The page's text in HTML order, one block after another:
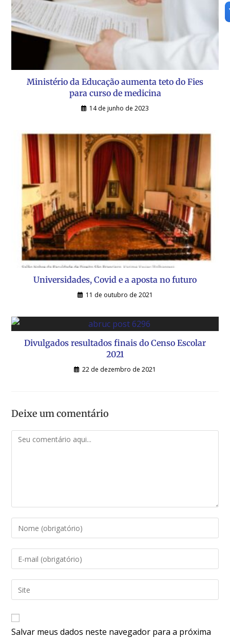
Ministério da Educação aumenta teto do Fies
para curso de medicina
14 de junho de 2023
Universidades, Covid e a aposta no futuro
11 de outubro de 2021
Divulgados resultados finais do Censo Escolar
2021
22 de dezembro de 2021
Deixe um comentário
Salvar meus dados neste navegador para a próxima